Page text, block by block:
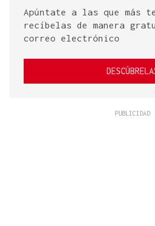
Apúntate a las que más
recíbelas de manera
correo electrónico